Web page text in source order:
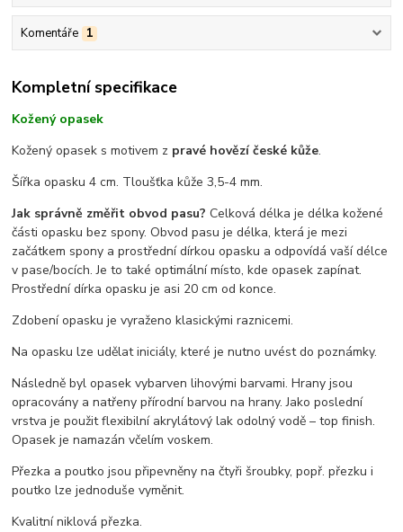
Komentáře 1
Kompletní specifikace
Kožený opasek
Kožený opasek s motivem z pravé hovězí české kůže.
Šířka opasku 4 cm. Tloušťka kůže 3,5-4 mm.
Jak správně změřit obvod pasu?Celková délka je délka kožené
části opasku bez spony. Obvod pasu je délka, která je mezi
začátkem spony a prostřední dírkou opasku a odpovídá vaší délce
v pase/bocích. Je to také optimální místo, kde opasek zapínat.
Prostřední dírka opasku je asi 20 cm od konce.
Zdobení opasku je vyraženo klasickými raznicemi.
Na opasku lze udělat iniciály, které je nutno uvést do poznámky.
Následně byl opasek vybarven lihovými barvami. Hrany jsou
opracovány a natřeny přírodní barvou na hrany. Jako poslední
vrstva je použit flexibilní akrylátový lak odolný vodě – top finish.
Opasek je namazán včelím voskem.
Přezka a poutko jsou připevněny na čtyři šroubky, popř. přezku i
poutko lze jednoduše vyměnit.
Kvalitní niklová přezka.